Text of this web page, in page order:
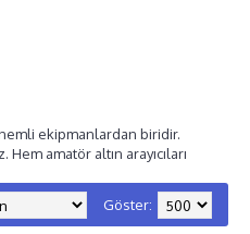
ekipmanlardan biridir.
amatör altın arayıcıları
Göster: